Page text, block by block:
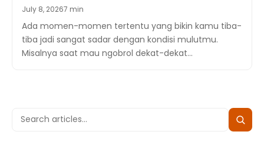
July 8, 20267 min
Ada momen-momen tertentu yang bikin kamu tiba-
tiba jadi sangat sadar dengan kondisi mulutmu.
Misalnya saat mau ngobrol dekat-dekat…
Search
Search